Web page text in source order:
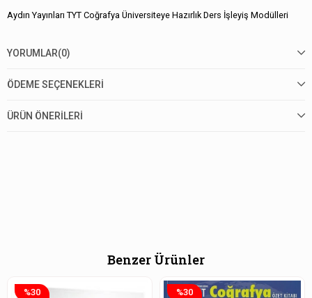
Aydın Yayınları TYT Coğrafya Üniversiteye Hazırlık Ders İşleyiş Modülleri
YORUMLAR(0)
ÖDEME SEÇENEKLERI
ÜRÜN ÖNERILERI
Benzer Ürünler
%30 %30